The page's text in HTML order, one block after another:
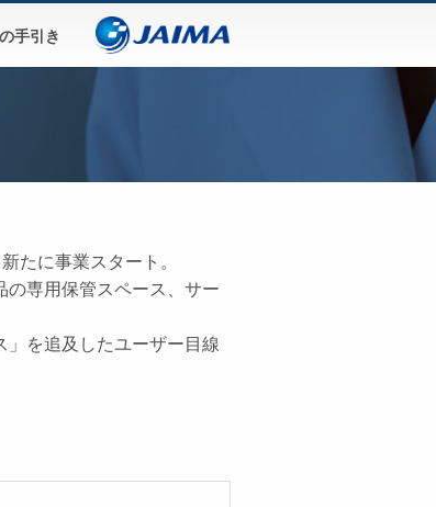
手引き
たに事業スタート。
専用保管スペース、サー
を追及したユーザー目線